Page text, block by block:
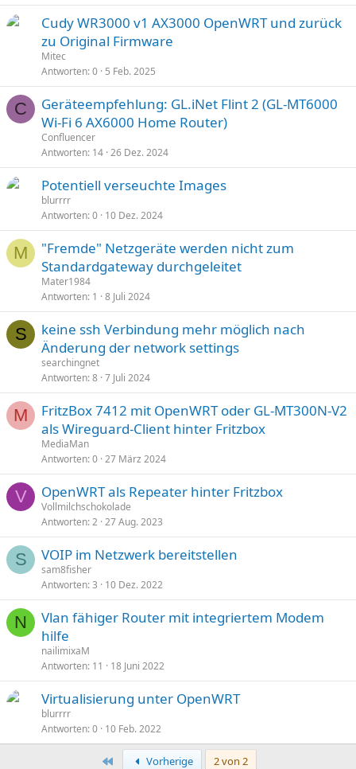
Cudy WR3000 v1 AX3000 OpenWRT und zurück
zu Original Firmware
Mitec
Antworten 0 5 Feb. 2025
C
Geräteempfehlung: GL.iNet Flint 2 (GL-MT6000
Wi-Fi 6 AX6000 Home Router)
Confluencer
Antworten 14 26 Dez. 2024
Potentiell verseuchte Images
blurrrr
Antworten 0 10 Dez. 2024
M
"Fremde" Netzgeräte werden nicht zum
Standardgateway durchgeleitet
Mater1984
Antworten 1 8 Juli 2024
S
keine ssh Verbindung mehr möglich nach
Änderung der network settings
searchingnet
Antworten 8 7 Juli 2024
M
FritzBox 7412 mit OpenWRT oder GL-MT300N-V2
als Wireguard-Client hinter Fritzbox
MediaMan
Antworten 0 27 März 2024
V OpenWRT als Repeater hinter Fritzbox
Vollmilchschokolade
Antworten 2 27 Aug. 2023
S VOIP im Netzwerk bereitstellen
sam8fisher
Antworten 3 10 Dez. 2022
N
Vlan fähiger Router mit integriertem Modem
hilfe
nailimixaM
Antworten 11 18 Juni 2022
Virtualisierung unter OpenWRT
blurrrr
Antworten 0 10 Feb. 2022
Erste Vorherige
2 von 2